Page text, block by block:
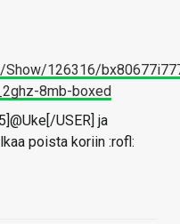
126316/
8mb-boxed
USER] ja
poista koriin :rofl: